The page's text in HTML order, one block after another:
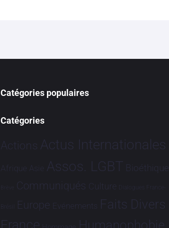
Catégories populaires
Catégories
Actions Actus Internationales
Afrique Asie Assos. LGBT Bioéthique
Brève Communiqués Culture Dialogues France-
Brésil Europe Evénements Faits Divers
Humanophobie